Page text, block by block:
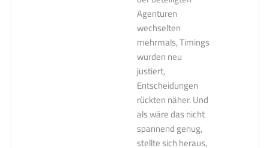
Agenturen
wechselten
mehrmals, Timings
wurden neu
justiert,
Entscheidungen
rückten näher. Und
als wäre das nicht
spannend genug,
stellte sich heraus,